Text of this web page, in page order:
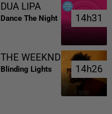
DUA LIPA
Dance The Night 14h31
14h31
THE WEEKND
Blinding Lights 14h26
14h26